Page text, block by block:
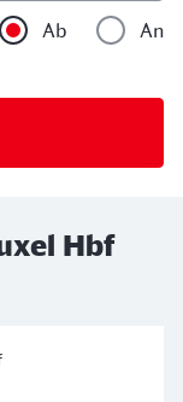
Ab
An
Hbf